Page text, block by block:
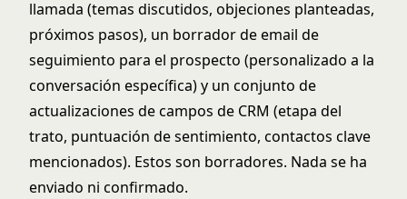
llamada (temas discutidos, objeciones planteadas,
próximos pasos), un borrador de email de
seguimiento para el prospecto (personalizado a la
conversación específica) y un conjunto de
actualizaciones de campos de CRM (etapa del
trato, puntuación de sentimiento, contactos clave
mencionados). Estos son borradores. Nada se ha
enviado ni confirmado.